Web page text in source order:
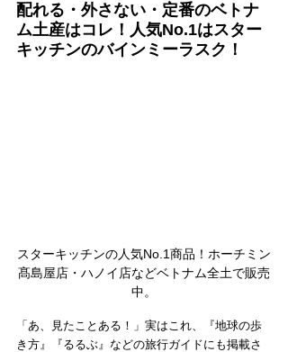
配れる・外さない・定番のベトナ
ム土産はコレ！人気No.1はスター
キッチンのバインミーラスク！
スターキッチンの人気No.1商品！ホーチミン
髙島屋店・ハノイ店などベトナム全土で販売
中。
「あ、見たことある！」実はこれ、『地球の歩
き方』『るるぶ』などの旅行ガイドにも掲載さ